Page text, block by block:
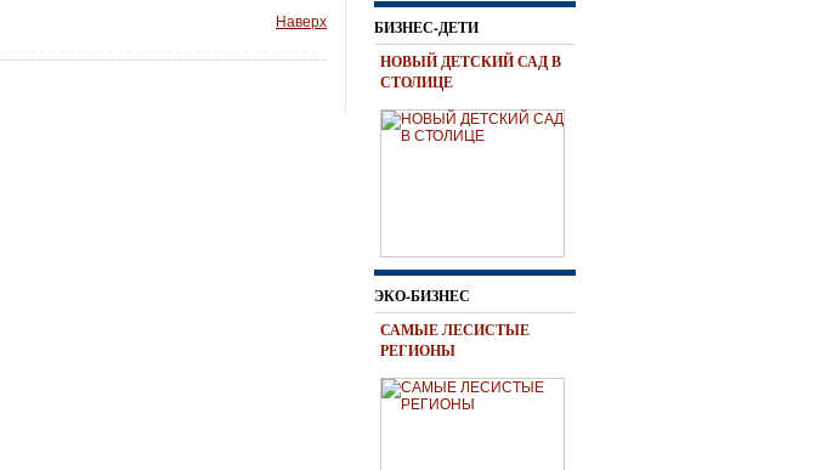
Наверх
БИЗНЕС-ДЕТИ
НОВЫЙ ДЕТСКИЙ САД В
СТОЛИЦЕ
ЭКО-БИЗНЕС
САМЫЕ ЛЕСИСТЫЕ
РЕГИОНЫ